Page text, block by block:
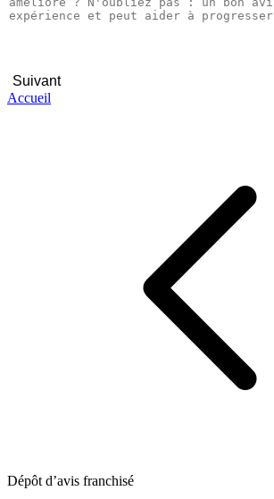
Suivant
Accueil
Dépôt d’avis franchisé